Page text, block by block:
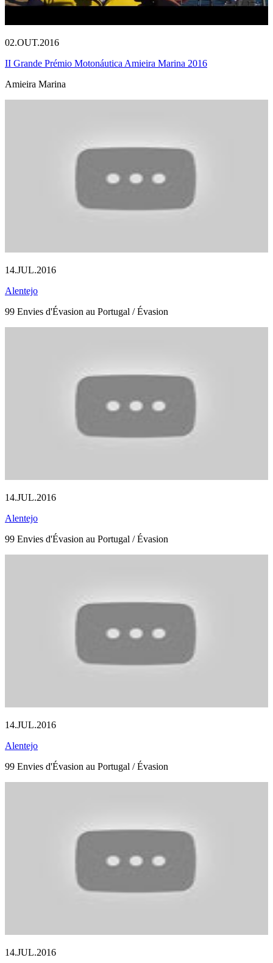
02.OUT.2016
II Grande Prémio Motonáutica Amieira Marina 2016
Amieira Marina
14.JUL.2016
Alentejo
99 Envies d'Évasion au Portugal / Évasion
14.JUL.2016
Alentejo
99 Envies d'Évasion au Portugal / Évasion
14.JUL.2016
Alentejo
99 Envies d'Évasion au Portugal / Évasion
14.JUL.2016